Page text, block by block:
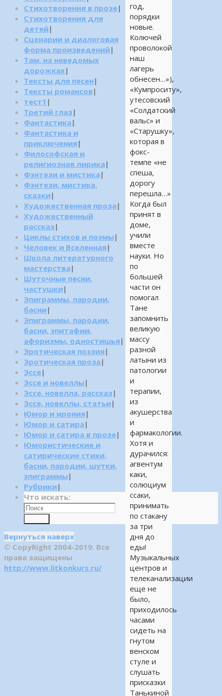
год,
порядки
новые.
Колючей
проволокой
наш
лагерь
обнесен…»),
«Кумпроситу»,
утесовский
«Солдатский
вальс» и
«Старушку»,
которая в
фокс-
темпе «не
спеша,
дорогу
перешла…»
Когда был
принят в
доме,
учили
вместе
науки. Но
по
большей
части он
помогал
Тане
запомнить
великую
массу
разной
латыни из
патологии
и
терапии,
из
акушерства
и
фармакологии.
Хотя и
дурачился:
агвентум
каки,
солюциум
ссаки,
принимать
по стакану
за три
дня до
еды!
Музыкальных
центров и
телеканализации
еще не
было,
приходилось
часами
сидеть на
гнутом
венском
стуле и
слушать
присказки
Танькиной
Стихотворения в прозе|
Стихотворения для
детей |
Сценарии и диалоговая
форма произведений |
Там, на неведомых
дорожках |
Тексты для песен |
Тексты романсов |
тест1 |
Третий глаз |
Фантастика |
Фантастика и
приключения |
Философская и
религиозная лирика |
Фэнтези и мистика |
Фэнтези, мистика,
сказки |
Художественная проза |
Художественный
рассказ |
Циклы стихов и поэмы |
Человек и Вселенная |
Школа литературного
мастерства |
Шуточные песни,
частушки |
Эпиграммы, пародии,
басни |
Эпиграммы, пародии,
басни, эпитафии,
афоризмы, одностишья |
Эротическая поэзия |
Эротическая проза |
Эссе|
Эссе и новеллы |
Эссе, новелла, рассказ |
Эссе, новеллы, статьи |
Юмор и ирония |
Юмор и сатира |
Юмор и сатира в прозе|
Юмористические и
сатирические стихи,
басни, пародии, шутки,
эпиграммы |
Рубрики |
Что искать:
Вернуться наверх
© CopyRight 2004-2019. Все
права защищены
http://www.litkonkurs.ru/